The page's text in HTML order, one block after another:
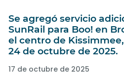
Se agregó servicio
SunRail para Boo! en
el centro de
24 de octubre de 2025.
17 de octubre de 2025